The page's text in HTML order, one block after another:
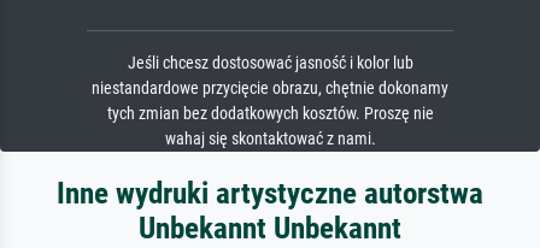
Jeśli chcesz dostosować jasność i kolor lub
niestandardowe przycięcie obrazu, chętnie dokonamy
tych zmian bez dodatkowych kosztów. Proszę nie
wahaj się skontaktować z nami.
Inne wydruki artystyczne autorstwa
Unbekannt Unbekannt